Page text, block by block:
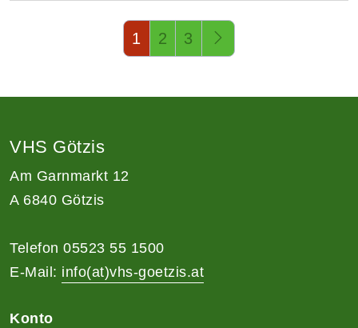
1 2 3
VHS Götzis
Am Garnmarkt 12
A 6840 Götzis
Telefon 05523 55 1500
E-Mail: info(at)vhs-goetzis.at
Konto